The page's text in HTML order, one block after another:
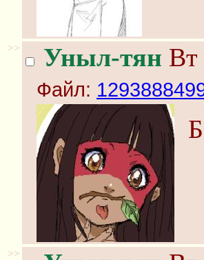
>> Уныл-тян Вт
Файл:
>>